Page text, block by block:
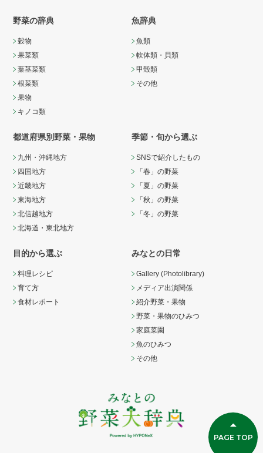
野菜の辞典
穀物
果菜類
葉茎菜類
根菜類
果物
キノコ類
魚辞典
魚類
軟体類・貝類
甲殻類
その他
都道府県別野菜・果物
九州・沖縄地方
四国地方
近畿地方
東海地方
北信越地方
北海道・東北地方
季節・旬から選ぶ
SNSで紹介したもの
「春」の野菜
「夏」の野菜
「秋」の野菜
「冬」の野菜
目的から選ぶ
料理レシピ
育て方
食材レポート
みなとの日常
Gallery (Photolibrary)
メディア出演関係
紹介野菜・果物
野菜・果物のひみつ
家庭菜園
魚のひみつ
その他
PAGE TOP